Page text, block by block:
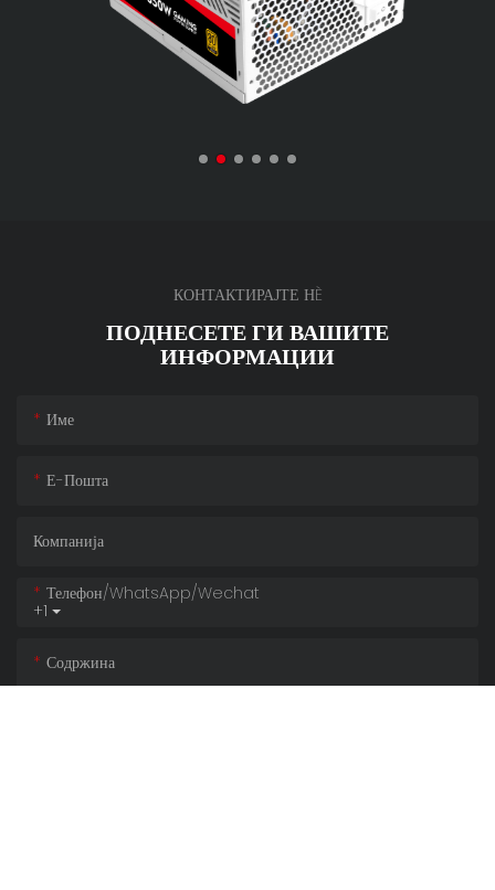
КОНТАКТИРАЈТЕ НÈ
ПОДНЕСЕТЕ ГИ ВАШИТЕ
ИНФОРМАЦИИ
Име
Е-Пошта
Компанија
+1
Телефон/whatsApp/wechat
Содржина